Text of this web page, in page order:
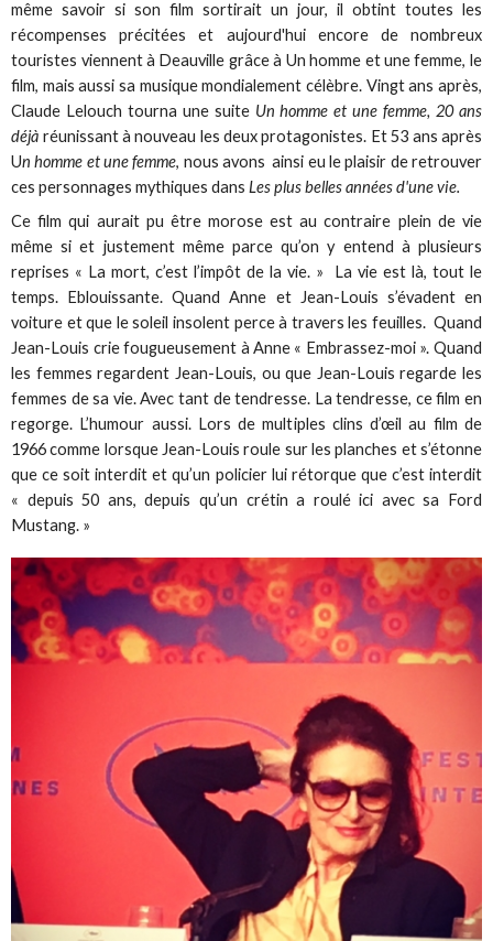
même savoir si son film sortirait un jour, il obtint toutes les
récompenses précitées et aujourd'hui encore de nombreux
touristes viennent à Deauville grâce à Un homme et une femme, le
film, mais aussi sa musique mondialement célèbre. Vingt ans après,
Claude Lelouch tourna une suite Un homme et une femme, 20 ans
déjà réunissant à nouveau les deux protagonistes. Et 53 ans après
Un homme et une femme, nous avons ainsi eu le plaisir de retrouver
ces personnages mythiques dansLes plus belles années d'une vie.
Ce film qui aurait pu être morose est au contraire plein de vie
même si et justement même parce qu’on y entend à plusieurs
reprises « La mort, c’est l’impôt de la vie. » La vie est là, tout le
temps. Eblouissante. Quand Anne et Jean-Louis s’évadent en
voiture et que le soleil insolent perce à travers les feuilles. Quand
Jean-Louis crie fougueusement à Anne « Embrassez-moi ». Quand
les femmes regardent Jean-Louis, ou que Jean-Louis regarde les
femmes de sa vie. Avec tant de tendresse. La tendresse, ce film en
regorge. L’humour aussi. Lors de multiples clins d’œil au film de
1966 comme lorsque Jean-Louis roule sur les planches et s’étonne
que ce soit interdit et qu’un policier lui rétorque que c’est interdit
« depuis 50 ans, depuis qu’un crétin a roulé ici avec sa Ford
Mustang. »